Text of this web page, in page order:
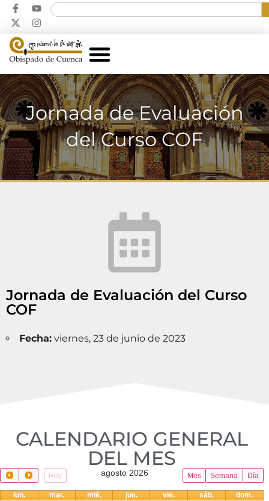
Jornada de Evaluación
del Curso COF
Jornada de Evaluación del Curso
COF
Fecha: viernes, 23 de junio de 2023
CALENDARIO GENERAL
DEL MES​
Hoy Mes Semana Día
agosto 2026
lun. mar. mié. jue. vie. sáb.
dom.